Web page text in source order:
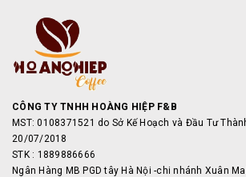
CÔNG TY TNHH HOÀNG HIỆP F&B
MST: 0108371521 do Sở Kế Hoạch và Đầu Tư
20/07/2018
STK : 1889886666
Ngân Hàng MB PGD tây Hà Nội -chi nhánh Xuân